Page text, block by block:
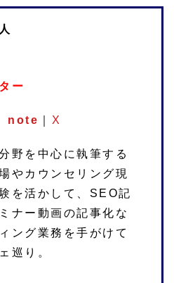
ー
note X
野を中心に執筆する
やカウンセリング現
を活かして、SEO記
ナー動画の記事化な
ング業務を手がけて
巡り。